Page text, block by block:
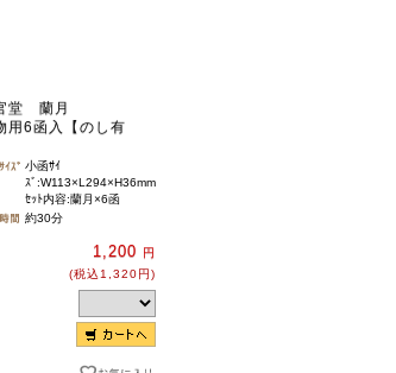
堂 蘭月
用6函入【のし有
小函ｻｲ
ｽﾞ:W113×L294×H36mm
ｾｯﾄ内容:蘭月×6函
約30分
1,200
円
(税込1,320円)